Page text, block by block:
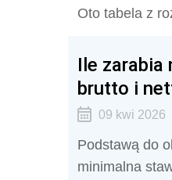
Oto tabela z
Ile zarabia
brutto i
09 kwi 2026
Podstawą do
minimalna